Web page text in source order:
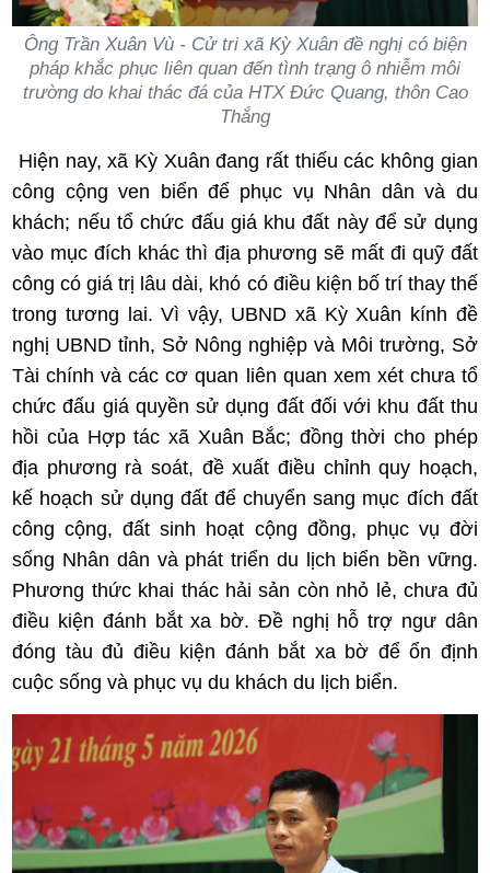
Ông Trần Xuân Vù - Cử tri xã Kỳ Xuân đề nghị có biện
pháp khắc phục liên quan đến tình trạng ô nhiễm môi
trường do khai thác đá của HTX Đức Quang, thôn Cao
Thắng
Hiện nay, xã Kỳ Xuân đang rất thiếu các không gian
công cộng ven biển để phục vụ Nhân dân và du
khách; nếu tổ chức đấu giá khu đất này để sử dụng
vào mục đích khác thì địa phương sẽ mất đi quỹ đất
công có giá trị lâu dài, khó có điều kiện bố trí thay thế
trong tương lai. Vì vậy, UBND xã Kỳ Xuân kính đề
nghị UBND tỉnh, Sở Nông nghiệp và Môi trường, Sở
Tài chính và các cơ quan liên quan xem xét chưa tổ
chức đấu giá quyền sử dụng đất đối với khu đất thu
hồi của Hợp tác xã Xuân Bắc; đồng thời cho phép
địa phương rà soát, đề xuất điều chỉnh quy hoạch,
kế hoạch sử dụng đất để chuyển sang mục đích đất
công cộng, đất sinh hoạt cộng đồng, phục vụ đời
sống Nhân dân và phát triển du lịch biển bền vững.
Phương thức khai thác hải sản còn nhỏ lẻ, chưa đủ
điều kiện đánh bắt xa bờ. Đề nghị hỗ trợ ngư dân
đóng tàu đủ điều kiện đánh bắt xa bờ để ổn định
cuộc sống và phục vụ du khách du lịch biển.